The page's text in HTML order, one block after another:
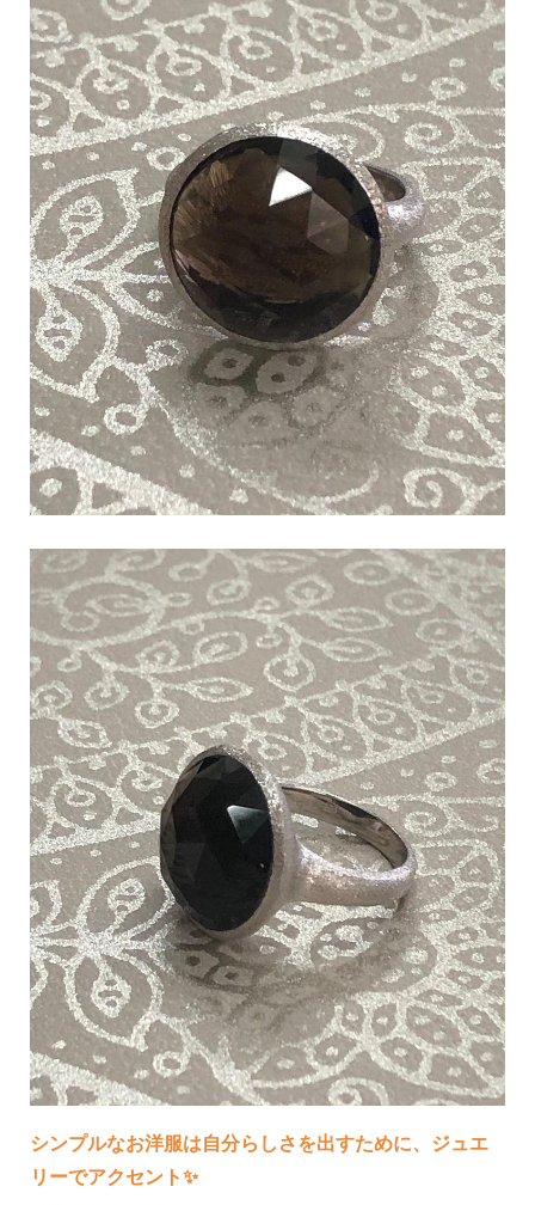
シンプルなお洋服は自分らしさを出すために、 ジュエ
リーでアクセント✨